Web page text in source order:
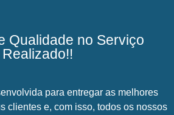
Qualidade no Serviço
Realizado!!
para entregar as melhores
clientes e, com isso, todos os nossos